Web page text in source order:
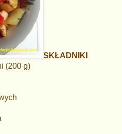
SKŁADNIKI
(200 g)